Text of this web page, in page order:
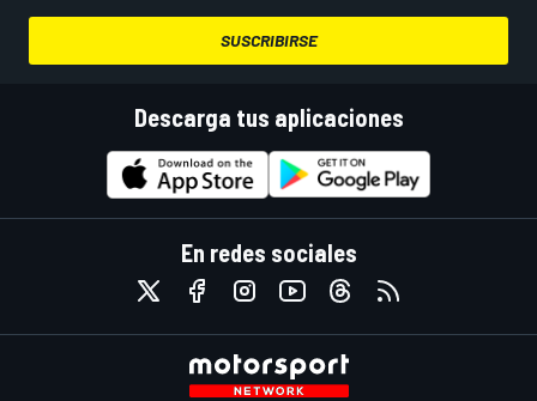
SUSCRIBIRSE
Descarga tus aplicaciones
En redes sociales